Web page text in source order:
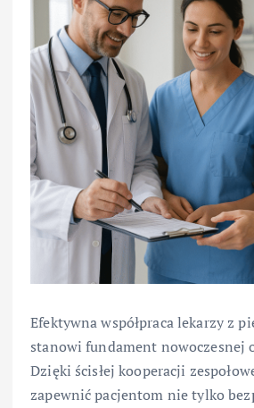
Efektywna współpraca lekarzy z
stanowi fundament nowoczesnej
Dzięki ścisłej kooperacji
zapewnić pacjentom nie tylko